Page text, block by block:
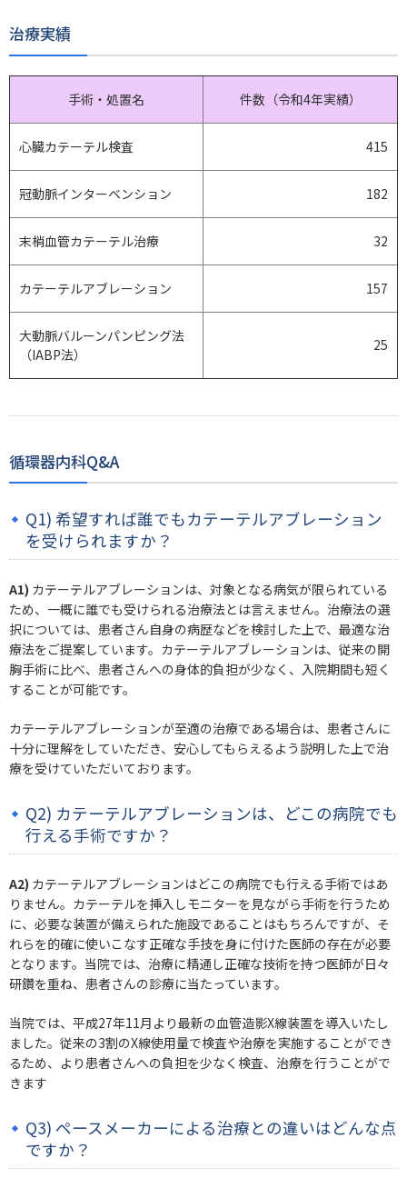
治療実績
手術・処置名 件数（令和4年実績）
心臓カテーテル検査 415
冠動脈インターベンション 182
末梢血管カテーテル治療 32
カテーテルアブレーション 157
大動脈バルーンパンピング法
（IABP法）
25
循環器内科Q&A
Q1) 希望すれば誰でもカテーテルアブレーション
を受けられますか？
A1) カテーテルアブレーションは、対象となる病気が限られている
ため、一概に誰でも受けられる治療法とは言えません。治療法の選
択については、患者さん自身の病歴などを検討した上で、最適な治
療法をご提案しています。カテーテルアブレーションは、従来の開
胸手術に比べ、患者さんへの身体的負担が少なく、入院期間も短く
することが可能です。
カテーテルアブレーションが至適の治療である場合は、患者さんに
十分に理解をしていただき、安心してもらえるよう説明した上で治
療を受けていただいております。
Q2) カテーテルアブレーションは、どこの病院でも
行える手術ですか？
A2) カテーテルアブレーションはどこの病院でも行える手術ではあ
りません。カテーテルを挿入しモニターを見ながら手術を行うため
に、必要な装置が備えられた施設であることはもちろんですが、そ
れらを的確に使いこなす正確な手技を身に付けた医師の存在が必要
となります。当院では、治療に精通し正確な技術を持つ医師が日々
研鑽を重ね、患者さんの診療に当たっています。
当院では、平成27年11月より最新の血管造影X線装置を導入いたし
ました。従来の3割のX線使用量で検査や治療を実施することができ
るため、より患者さんへの負担を少なく検査、治療を行うことがで
きます
Q3) ペースメーカーによる治療との違いはどんな点
ですか？